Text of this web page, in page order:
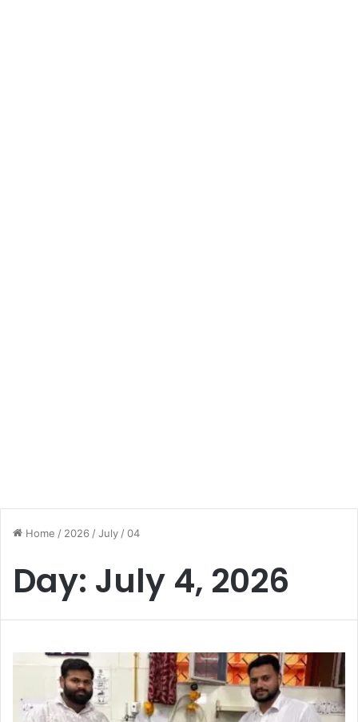
Home / 2026 /July /04
Day: July 4, 2026